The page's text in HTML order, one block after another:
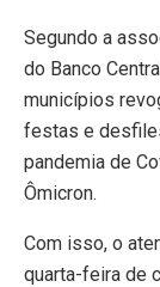
Segundo a
do Banco
municípios
festas e
pandemia de
Ômicron.
Com isso, o
quarta-feira de